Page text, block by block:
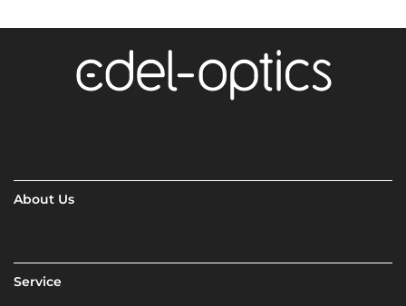
About Us
Service